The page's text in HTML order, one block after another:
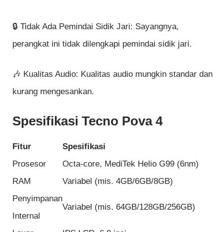
🔒 Tidak Ada Pemindai Sidik Jari: Sayangnya,
perangkat ini tidak dilengkapi pemindai sidik jari.
🎶 Kualitas Audio: Kualitas audio mungkin standar dan
kurang mengesankan.
Spesifikasi Tecno Pova 4
Fitur
Spesifikasi
Prosesor
Octa-core, MediTek Helio G99 (6nm)
RAM
Variabel (mis. 4GB/6GB/8GB)
Penyimpanan
Internal
Variabel (mis. 64GB/128GB/256GB)